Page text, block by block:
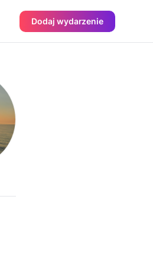
Dodaj wydarzenie